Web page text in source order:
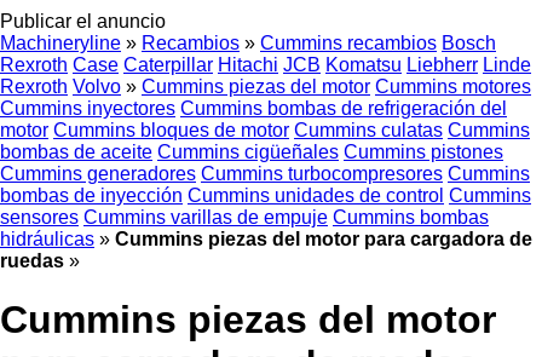
Publicar el anuncio
Machineryline » Recambios » Cummins recambios Bosch
Rexroth Case Caterpillar Hitachi JCB Komatsu Liebherr Linde
Rexroth Volvo » Cummins piezas del motor Cummins motores
Cummins inyectores Cummins bombas de refrigeración del
motor Cummins bloques de motor Cummins culatas Cummins
bombas de aceite Cummins cigüeñales Cummins pistones
Cummins generadores Cummins turbocompresores Cummins
bombas de inyección Cummins unidades de control Cummins
sensores Cummins varillas de empuje Cummins bombas
hidráulicas » Cummins piezas del motor para cargadora de
ruedas »
Cummins piezas del motor